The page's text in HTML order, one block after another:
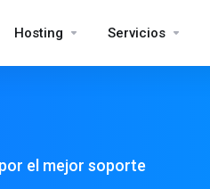
Hosting Servicios
el mejor soporte